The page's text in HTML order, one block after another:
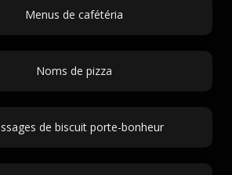
Menus de cafétéria
Noms de pizza
de biscuit porte-bonheur